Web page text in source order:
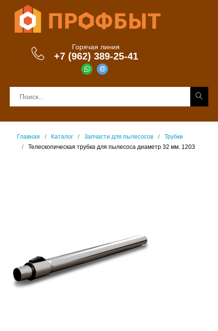
Горячая линия
+7 (962) 389-25-41
Главная Каталог Запчасти для пылесосов
Трубки
Телескопическая трубка для пылесоса диаметр 32 мм. 1203